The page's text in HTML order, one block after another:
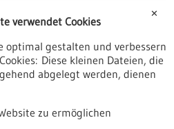
✕
verwendet Cookies
optimal gestalten und verbessern
Diese kleinen Dateien, die
abgelegt werden, dienen
zu ermöglichen